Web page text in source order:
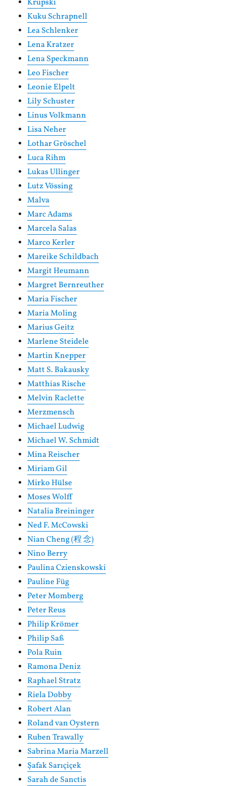
Krupski
Kuku Schrapnell
Lea Schlenker
Lena Kratzer
Lena Speckmann
Leo Fischer
Leonie Elpelt
Lily Schuster
Linus Volkmann
Lisa Neher
Lothar Gröschel
Luca Rihm
Lukas Ullinger
Lutz Vössing
Malva
Marc Adams
Marcela Salas
Marco Kerler
Mareike Schildbach
Margit Heumann
Margret Bernreuther
Maria Fischer
Maria Moling
Marius Geitz
Marlene Steidele
Martin Knepper
Matt S. Bakausky
Matthias Rische
Melvin Raclette
Merzmensch
Michael Ludwig
Michael W. Schmidt
Mina Reischer
Miriam Gil
Mirko Hülse
Moses Wolff
Natalia Breininger
Ned F. McCowski
Nian Cheng (程 念)
Nino Berry
Paulina Czienskowski
Pauline Füg
Peter Momberg
Peter Reus
Philip Krömer
Philip Saß
Pola Ruin
Ramona Deniz
Raphael Stratz
Riela Dobby
Robert Alan
Roland van Oystern
Ruben Trawally
Sabrina Maria Marzell
Şafak Sarıçiçek
Sarah de Sanctis